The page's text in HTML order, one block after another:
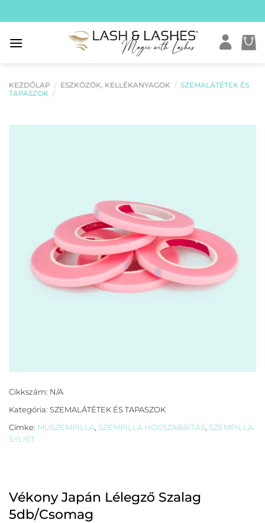
to
content
KEZDŐLAP / ESZKÖZÖK, KELLÉKANYAGOK / SZEMALÁTÉTEK ÉS
TAPASZOK /
Cikkszám: N/A
Kategória: SZEMALÁTÉTEK ÉS TAPASZOK
Címke: MŰSZEMPILLA, SZEMPILLA HOSSZABBÍTÁS, SZEMPILLA
SYLIST
Vékony Japán Lélegző Szalag
5db/Csomag